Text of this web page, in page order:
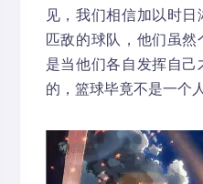
见，我们相信加以时
匹敌的球队，他们虽
是当他们各自发挥自
的，篮球毕竟不是一个